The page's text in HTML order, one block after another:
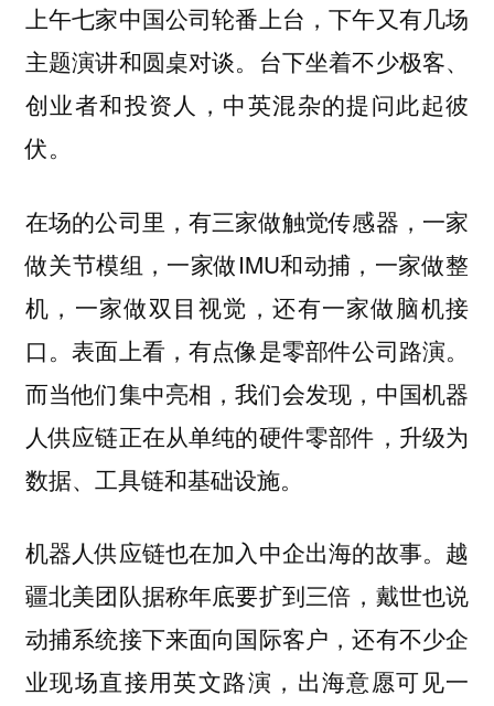
上午七家中国公司轮番上台，下午又有几场
主题演讲和圆桌对谈。台下坐着不少极客、
创业者和投资人，中英混杂的提问此起彼
伏。
在场的公司里，有三家做触觉传感器，一家
做关节模组，一家做IMU和动捕，一家做整
机，一家做双目视觉，还有一家做脑机接
口。表面上看，有点像是零部件公司路演。
而当他们集中亮相，我们会发现，中国机器
人供应链正在从单纯的硬件零部件，升级为
数据、工具链和基础设施。
机器人供应链也在加入中企出海的故事。越
疆北美团队据称年底要扩到三倍，戴世也说
动捕系统接下来面向国际客户，还有不少企
业现场直接用英文路演，出海意愿可见一